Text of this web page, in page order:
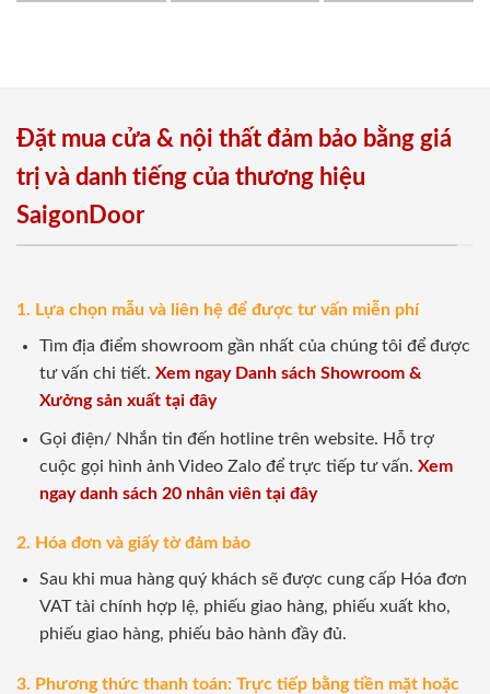
Đặt mua cửa & nội thất đảm bảo bằng giá
trị và danh tiếng của thương hiệu
SaigonDoor
1. Lựa chọn mẫu và liên hệ để được tư vấn miễn phí
Tìm địa điểm showroom gần nhất của chúng tôi để được
tư vấn chi tiết. Xem ngay Danh sách Showroom &
Xưởng sản xuất tại đây
Gọi điện/ Nhắn tin đến hotline trên website. Hỗ trợ
cuộc gọi hình ảnh Video Zalo để trực tiếp tư vấn. Xem
ngay danh sách 20 nhân viên tại đây
2. Hóa đơn và giấy tờ đảm bảo
Sau khi mua hàng quý khách sẽ được cung cấp Hóa đơn
VAT tài chính hợp lệ, phiếu giao hàng, phiếu xuất kho,
phiếu giao hàng, phiếu bảo hành đầy đủ.
3. Phương thức thanh toán: Trực tiếp bằng tiền mặt hoặc